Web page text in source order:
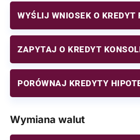
WYŚLIJ WNIOSEK O KREDYT
ZAPYTAJ O KREDYT
PORÓWNAJ KREDYTY
Wymiana walut